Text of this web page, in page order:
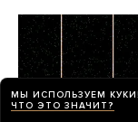
МЫ ИСПОЛЬЗУЕМ КУКИ!
ЧТО ЭТО ЗНАЧИТ?